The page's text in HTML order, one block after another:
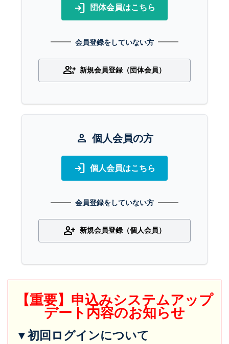
login 団体会員はこちら
会員登録をしていない方
group_add 新規会員登録（団体会員）
person 個人会員の方
login 個人会員はこちら
会員登録をしていない方
person_add 新規会員登録（個人会員）
【重要】申込みシステムアップ
デート内容のお知らせ
▼初回ログインについて